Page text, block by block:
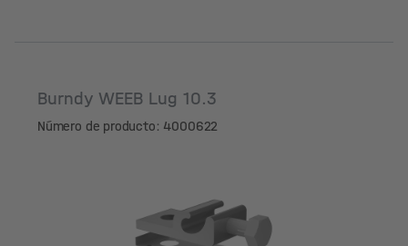
Burndy WEEB Lug 10.3
Número de producto: 4000622